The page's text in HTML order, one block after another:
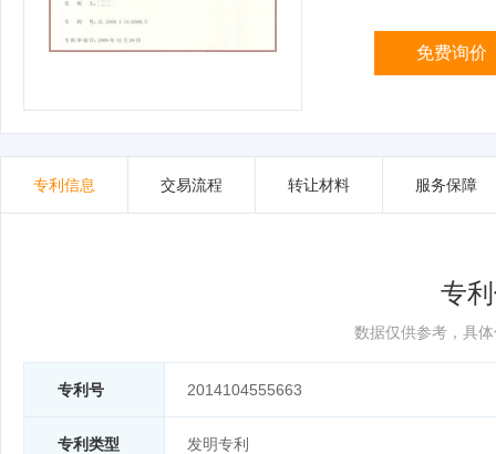
免费询价
专利信息 交易流程 转让材料 服务保障
专
数据仅供参考，具
专利号 2014104555663
专利类型 发明专利